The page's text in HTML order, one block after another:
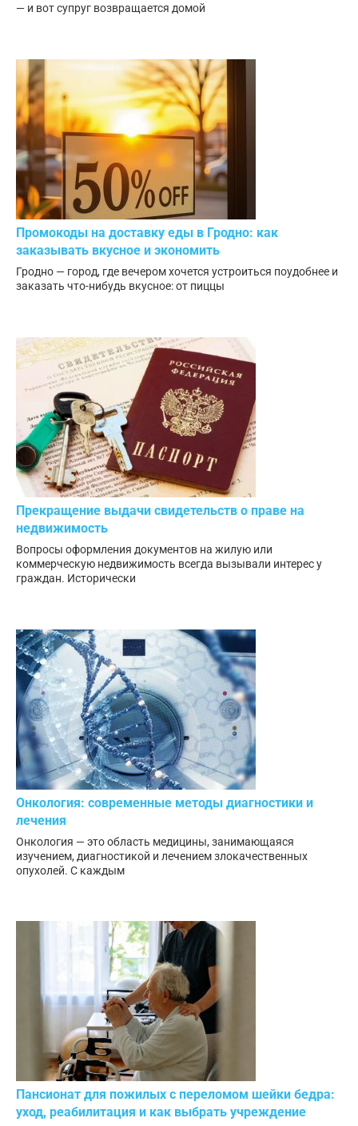
— и вот супруг возвращается домой
Промокоды на доставку еды в Гродно: как
заказывать вкусное и экономить
Гродно — город, где вечером хочется устроиться поудобнее и
заказать что-нибудь вкусное: от пиццы
Прекращение выдачи свидетельств о праве на
недвижимость
Вопросы оформления документов на жилую или
коммерческую недвижимость всегда вызывали интерес у
граждан. Исторически
Онкология: современные методы диагностики и
лечения
Онкология — это область медицины, занимающаяся
изучением, диагностикой и лечением злокачественных
опухолей. С каждым
Пансионат для пожилых с переломом шейки бедра:
уход, реабилитация и как выбрать учреждение